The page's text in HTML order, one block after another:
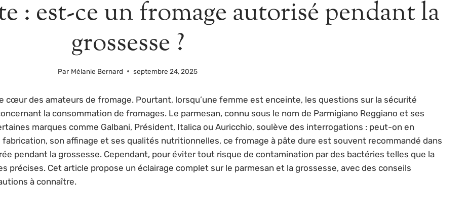
: est-ce un fromage autorisé pendant la
grossesse ?
Par Mélanie Bernard septembre 24, 2025
cœur des amateurs de fromage. Pourtant, lorsqu’une femme est enceinte, les questions sur la sécurité
la consommation de fromages. Le parmesan, connu sous le nom de Parmigiano Reggiano et ses
marques comme Galbani, Président, Italica ou Auricchio, soulève des interrogations : peut-on en
fabrication, son affinage et ses qualités nutritionnelles, ce fromage à pâte dure est souvent recommandé dans
pendant la grossesse. Cependant, pour éviter tout risque de contamination par des bactéries telles que la
précises. Cet article propose un éclairage complet sur le parmesan et la grossesse, avec des conseils
à connaître.